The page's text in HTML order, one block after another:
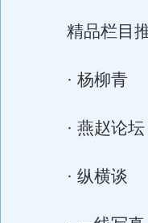
精品栏目
· 杨柳青
· 燕赵论坛
· 纵横谈